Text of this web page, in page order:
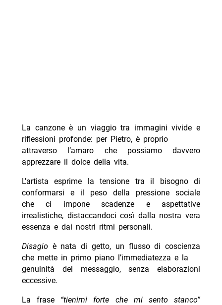
La canzone è un viaggio tra immagini vivide e
riflessioni profonde: per Pietro, è proprio
attraverso l’amaro che possiamo davvero
apprezzare il dolce della vita.
L’artista esprime la tensione tra il bisogno di
conformarsi e il peso della pressione sociale
che ci impone scadenze e aspettative
irrealistiche, distaccandoci così dalla nostra vera
essenza e dai nostri ritmi personali.
Disagioè nata di getto, un flusso di coscienza
che mette in primo piano l’immediatezza e la
genuinità del messaggio, senza elaborazioni
eccessive.
La frase “tienimi forte che mi sento stanco”